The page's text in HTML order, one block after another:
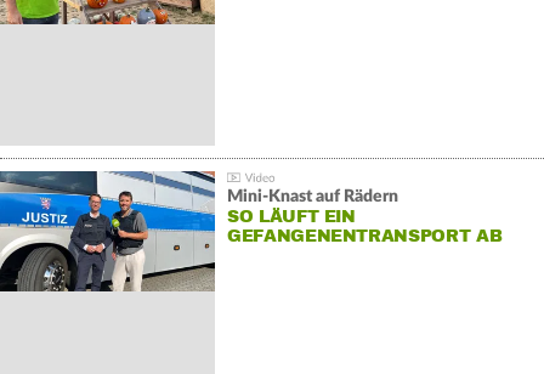
Mini-Knast auf Rädern
SO LÄUFT EIN
GEFANGENENTRANSPORT AB